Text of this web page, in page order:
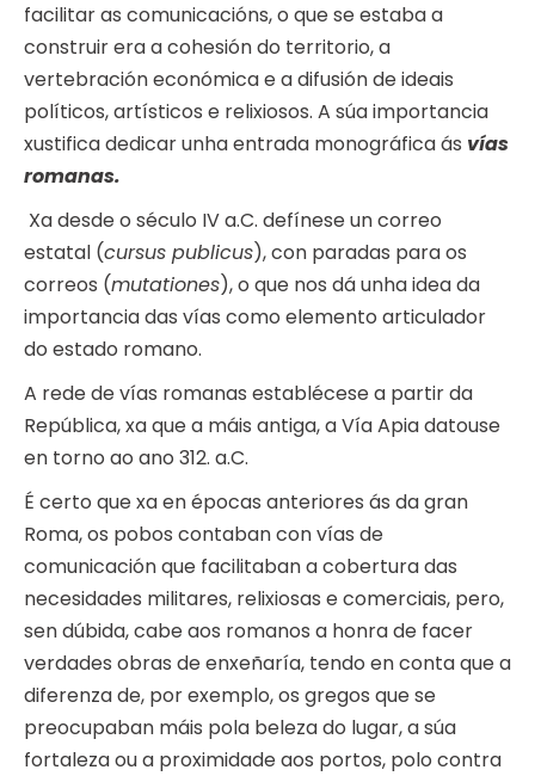
facilitar as comunicacións, o que se estaba a
construir era a cohesión do territorio, a
vertebración económica e a difusión de ideais
políticos, artísticos e relixiosos. A súa importancia
xustifica dedicar unha entrada monográfica ás vías
romanas.
Xa desde o século IV a.C. defínese un correo
estatal (cursus publicus), con paradas para os
correos (mutationes), o que nos dá unha idea da
importancia das vías como elemento articulador
do estado romano.
A rede de vías romanas establécese a partir da
República, xa que a máis antiga, a Vía Apia datouse
en torno ao ano 312. a.C.
É certo que xa en épocas anteriores ás da gran
Roma, os pobos contaban con vías de
comunicación que facilitaban a cobertura das
necesidades militares, relixiosas e comerciais, pero,
sen dúbida, cabe aos romanos a honra de facer
verdades obras de enxeñaría, tendo en conta que a
diferenza de, por exemplo, os gregos que se
preocupaban máis pola beleza do lugar, a súa
fortaleza ou a proximidade aos portos, polo contra